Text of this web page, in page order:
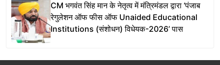
CM भगवंत सिंह मान के नेतृत्व में मंत्रिमंडल द्वारा ‘पंजाब
रेगुलेशन ऑफ फीस ऑफ Unaided Educational
Institutions (संशोधन) विधेयक-2026’ पास